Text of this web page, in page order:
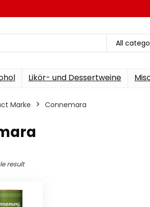
All
Likör- und Dessertweine
Marke ‎Connemara
result